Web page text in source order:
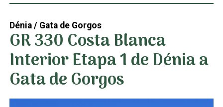
Dénia / Gata de Gorgos
GR 330 Costa Blanca
Interior Etapa 1 de Dénia a
Gata de Gorgos